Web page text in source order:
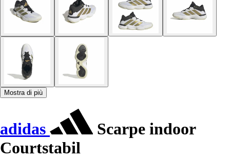
Mostra di più
adidas
Scarpe indoor
Courtstabil